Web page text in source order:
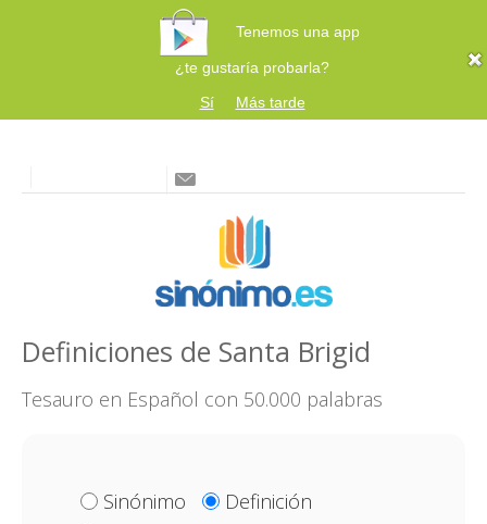
Tenemos una app
¿te gustaría probarla?
Sí
Más tarde
Definiciones de Santa Brigid
Tesauro en Español con 50.000 palabras
Sinónimo
Definición